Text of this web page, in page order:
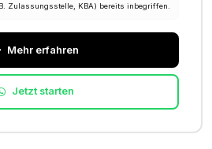
Zulassungsstelle, KBA) bereits inbegriffen.
Mehr erfahren
Jetzt starten